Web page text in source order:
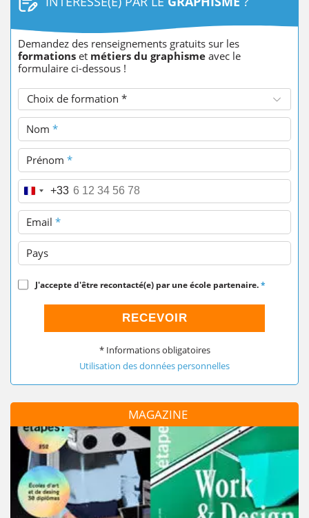
Demandez des renseignements gratuits sur les
formations et métiers du graphisme avec le
formulaire ci-dessous !
Choix de formation *
Nom *
Prénom *
Téléphone *
+33
Email *
Pays
J'accepte d'être recontacté(e) par une école partenaire.*
RECEVOIR
* Informations obligatoires
Utilisation des données personnelles
MAGAZINE